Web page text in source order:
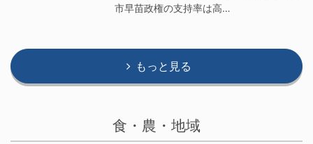
市早苗政権の支持率は高…
もっと見る
食・農・地域